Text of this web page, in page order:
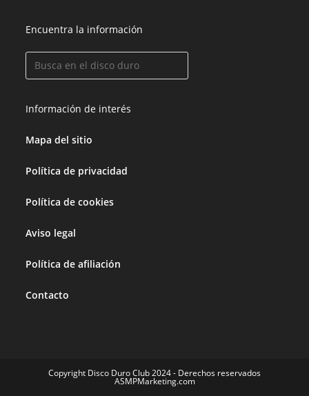
Encuentra la información
Información de interés
Mapa del sitio
Política de privacidad
Política de cookies
Aviso legal
Política de afiliación
Contacto
Copyright Disco Duro Club 2024 - Derechos reservados
ASMPMarketing.com